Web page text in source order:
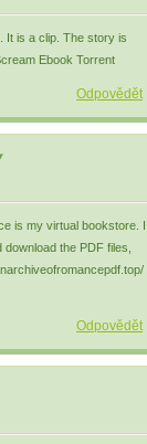
It is a clip. The story is
Ebook Torrent
Odpovědět
is my virtual bookstore. I
the PDF files,
Odpovědět